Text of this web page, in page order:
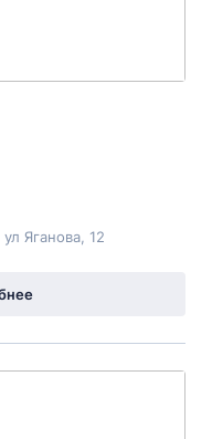
ул Яганова , 12